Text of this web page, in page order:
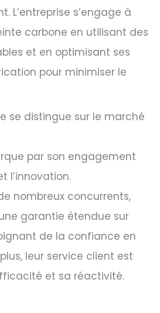
L’entreprise s’engage à
carbone en utilisant des
et en optimisant ses
pour minimiser le
se distingue sur le marché
par son engagement
l’innovation.
nombreux concurrents,
garantie étendue sur
de la confiance en
leur service client est
et sa réactivité.